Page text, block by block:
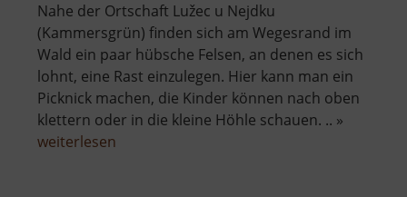
Nahe der Ortschaft Lužec u Nejdku
(Kammersgrün) finden sich am Wegesrand im
Wald ein paar hübsche Felsen, an denen es sich
lohnt, eine Rast einzulegen. Hier kann man ein
Picknick machen, die Kinder können nach oben
klettern oder in die kleine Höhle schauen. .. »
weiterlesen